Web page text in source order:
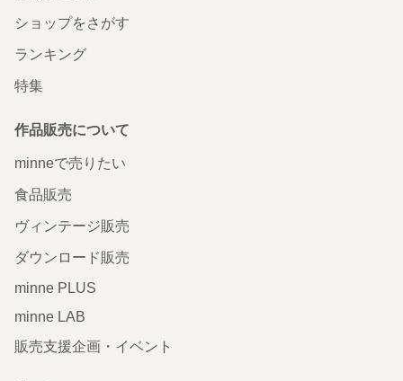
ショップをさがす
ランキング
特集
作品販売について
minneで売りたい
食品販売
ヴィンテージ販売
ダウンロード販売
minne PLUS
minne LAB
販売支援企画・イベント